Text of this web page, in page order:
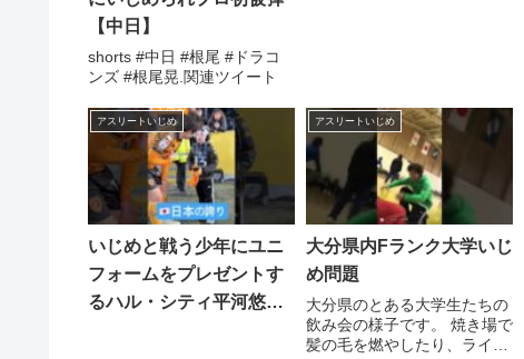
【中日】
shorts #中日 #根尾 #ドラコ
ンズ #根尾晃.関連ツイート
アスリートいじめ
いじめと戦う少年にユニ
フォームをプレゼントす
るハル・シティ平河悠選
アスリートいじめ
大分県内Fランク大学いじ
め問題
大分県のとある大学生たちの
飲み会の様子です。 焼き場で
髪の毛を燃やしたり、ライタ